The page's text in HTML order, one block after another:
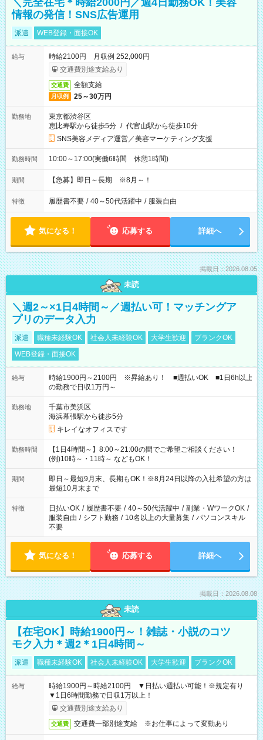
＼完全在宅＊時給2000円／週4日勤務OK！美容
情報の発信！SNS広告運用
派遣 WEB登録・面接OK
給与
時給2100円 月収例 252,000円
交通費別途支給あり
交通費 全額支給
月収例 25～30万円
勤務地
東京都渋谷区
恵比寿駅から徒歩5分 / 代官山駅から徒歩10分
SNS美容メディア運営／美容マーケティング支援
勤務時間 10:00～17:00(実働6時間 休憩1時間)
期間 【急募】即日～長期 ※8月～！
特徴 履歴書不要 / 40～50代活躍中 / 服装自由
気になる！ 応募する 詳細へ
掲載日：2026.08.05
未読
＼週2～×1日4時間～／週払い可！マッチングア
プリのデータ入力
派遣 職種未経験OK 社会人未経験OK 大学生歓迎
ブランクOK
WEB登録・面接OK
給与
時給1900円～2100円 ※昇給あり！ ■週払いOK ■1日6h以上
の勤務で日収1万円～
勤務地
千葉市美浜区
海浜幕張駅から徒歩5分
キレイなオフィスです
勤務時間
【1日4時間～】8:00～21:00の間でご希望ご相談ください！
(例)10時～・11時～ などもOK！
期間
即日～最短9月末、長期もOK！※8月24日以降の入社希望の方は
最短10月末まで
特徴 日払いOK / 履歴書不要 / 40～50代活躍中 / 副業・WワークOK /
服装自由 / シフト勤務 / 10名以上の大量募集 / パソコンスキル
不要
気になる！ 応募する 詳細へ
掲載日：2026.08.08
未読
【在宅OK】時給1900円～！雑誌・小説のコツ
モク入力＊週2＊1日4時間～
派遣 職種未経験OK 社会人未経験OK 大学生歓迎 ブランクOK
給与
時給1900円～時給2100円 ▼日払い週払い可能！※規定有り
▼1日6時間勤務で日収1万以上！
交通費別途支給あり
交通費 交通費一部別途支給 ※お仕事によって変動あり